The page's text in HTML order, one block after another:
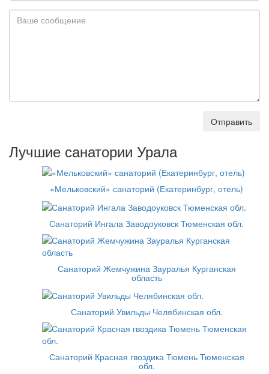
Отправить
Лучшие санатории Урала
«Мельковский» санаторий (Екатеринбург, отель)
Санаторий Ингала Заводоуковск Тюменская обл.
Санаторий Жемчужина Зауралья Курганская
область
Санаторий Увильды Челябинская обл.
Санаторий Красная гвоздика Тюмень Тюменская
обл.